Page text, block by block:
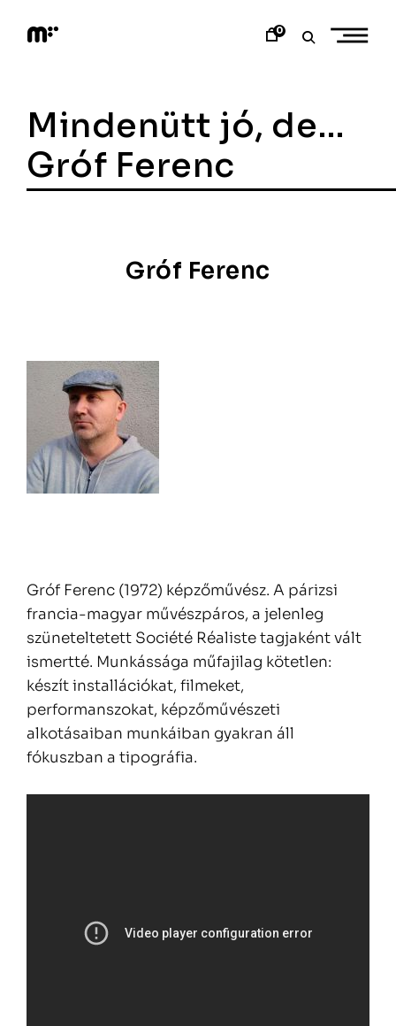
content
m
a
t
0
Mindenütt jó, de…
Gróf Ferenc
Gróf Ferenc
Gróf Ferenc (1972) képzőművész. A párizsi
francia-magyar művészpáros, a jelenleg
szüneteltetett Société Réaliste tagjaként vált
ismertté. Munkássága műfajilag kötetlen:
készít installációkat, filmeket,
performanszokat, képzőművészeti
alkotásaiban munkáiban gyakran áll
fókuszban a tipográfia.